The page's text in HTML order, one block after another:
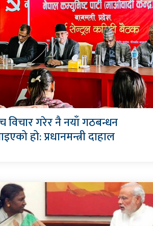
विचार गरेर नै नयाँ गठबन्धन
हो: प्रधानमन्त्री दाहाल